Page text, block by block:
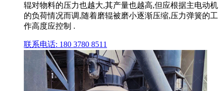
辊对物料的压力也越大,其产量也越高,但应根据主电动机
的负荷情况而调,随着磨辊被磨小逐渐压缩,压力弹簧的工
作高度应控制 .
联系电话: 180 3780 8511